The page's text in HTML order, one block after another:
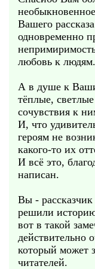
Вашего
одновременно
любовь к людям.
А в душе к
тёплые,
сочувствия к
И, что
героям не
какого-то их
И всё это,
написан.
Вы -
решили
вот в такой
действительно
который может
читателей.